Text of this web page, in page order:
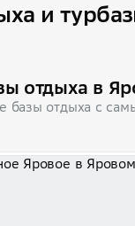
и
отдыха в
базы отдыха с